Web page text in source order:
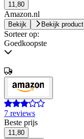
11,80
Amazon.nl
Bekijk Bekijk product
Sorteer op:
Goedkoopste
7 reviews
Beste prijs
11,80